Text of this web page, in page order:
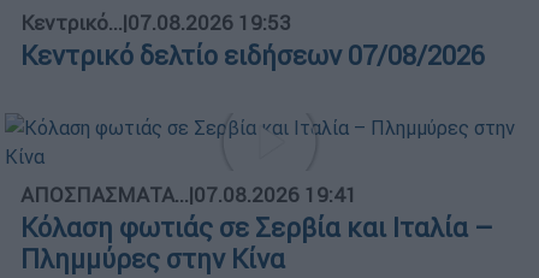
Κεντρικό...|07.08.2026 19:53
Κεντρικό δελτίο ειδήσεων 07/08/2026
ΑΠΟΣΠΑΣΜΑΤΑ...|07.08.2026 19:41
Κόλαση φωτιάς σε Σερβία και Ιταλία –
Πλημμύρες στην Κίνα